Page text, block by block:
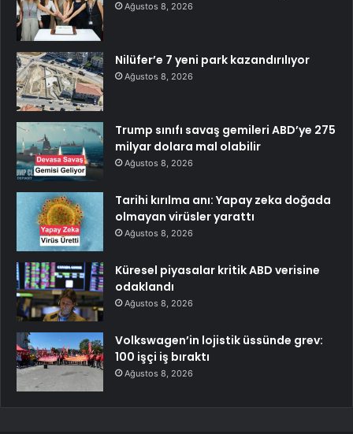
Ağustos 8, 2026
Nilüfer’e 7 yeni park kazandırılıyor
Ağustos 8, 2026
Trump sınıfı savaş gemileri ABD’ye 275
milyar dolara mal olabilir
Ağustos 8, 2026
Tarihi kırılma anı: Yapay zeka doğada
olmayan virüsler yarattı
Ağustos 8, 2026
Küresel piyasalar kritik ABD verisine
odaklandı
Ağustos 8, 2026
Volkswagen’in lojistik üssünde grev:
100 işçi iş bıraktı
Ağustos 8, 2026